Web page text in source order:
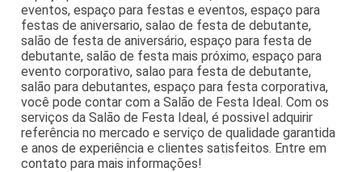
eventos, espaço para festas e eventos, espaço para
festas de aniversario, salao de festa de debutante,
salão de festa de aniversário, espaço para festa de
debutante, salão de festa mais próximo, espaço para
evento corporativo, salao para festa de debutante,
salão para debutantes, espaço para festa corporativa,
você pode contar com a Salão de Festa Ideal. Com os
serviços da Salão de Festa Ideal, é possivel adquirir
referência no mercado e serviço de qualidade garantida
e anos de experiência e clientes satisfeitos. Entre em
contato para mais informações!